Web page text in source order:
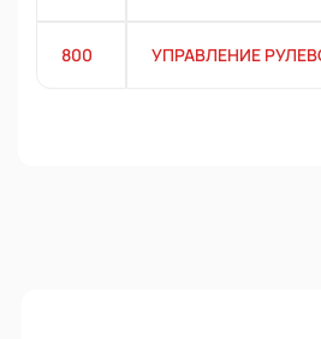
800 УПРАВЛЕНИЕ